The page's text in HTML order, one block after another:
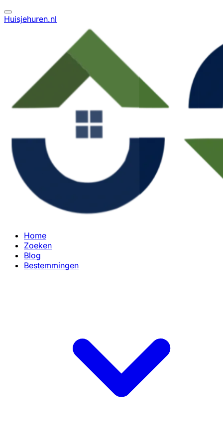
Huisjehuren.nl
Home
Zoeken
Blog
Bestemmingen